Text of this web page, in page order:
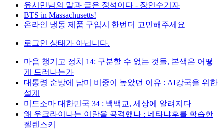
유시민님의 말과 글은 정석이다 - 장인수기자
BTS in Massachusetts!
온라인 냉동 제품 구입시 한번더 고민해주세요
로그인 상태가 아닙니다.
마음 챙기고 정치 14: 구분할 수 없는 것들, 본색은 어떻
게 드러나는가
대통령 순방에 남미 비중이 높았던 이유 : AI강국을 위한
설계
미드소마 대한민국 34 : 백백교, 세상에 알려지다
왜 우크라이나는 이란을 공격했나 : 네타냐후를 학습한
젤렌스키